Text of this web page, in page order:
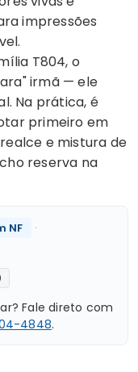
impressões
T804, o
irmã — ele
Na prática, é
primeiro em
e mistura de
reserva na
NF ·
Fale direto com
4848.